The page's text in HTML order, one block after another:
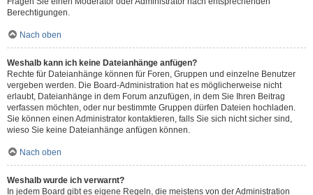
Berechtigungen.
Nach oben
Weshalb kann ich keine Dateianhänge anfügen?
Rechte für Dateianhänge können für Foren, Gruppen und einzelne Benutzer
vergeben werden. Die Board-Administration hat es möglicherweise nicht
erlaubt, Dateianhänge in dem Forum anzufügen, in dem Sie Ihren Beitrag
verfassen möchten, oder nur bestimmte Gruppen dürfen Dateien hochladen.
Sie können einen Administrator kontaktieren, falls Sie sich nicht sicher sind,
wieso Sie keine Dateianhänge anfügen können.
Nach oben
Weshalb wurde ich verwarnt?
In jedem Board gibt es eigene Regeln, die meistens von der Administration